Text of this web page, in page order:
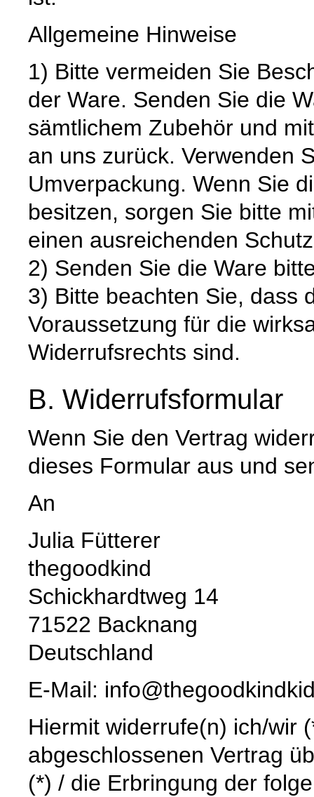
Allgemeine Hinweise
1) Bitte vermeiden Sie
der Ware. Senden Sie die
sämtlichem Zubehör und
an uns zurück. Verwenden
Umverpackung. Wenn Sie
besitzen, sorgen Sie bitte
einen ausreichenden
2) Senden Sie die Ware
3) Bitte beachten Sie, dass
Voraussetzung für die
Widerrufsrechts sind.
B. Widerrufsformular
Wenn Sie den Vertrag
dieses Formular aus und
An
Julia Fütterer
thegoodkind
Schickhardtweg 14
71522 Backnang
Deutschland
E-Mail:
Hiermit widerrufe(n) ich/wir
abgeschlossenen Vertrag
(*) / die Erbringung der